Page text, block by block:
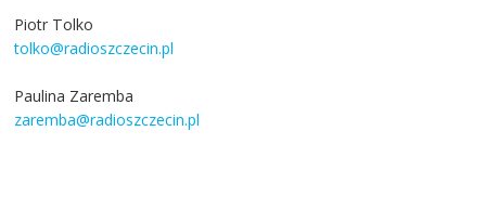
Piotr Tolko
tolko@radioszczecin.pl
Paulina Zaremba
zaremba@radioszczecin.pl